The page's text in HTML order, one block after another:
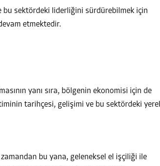
bu sektördeki liderliğini sürdürebilmek için
etmektedir.
yanı sıra, bölgenin ekonomisi için de
tarihçesi, gelişimi ve bu sektördeki yerel
bu yana, geleneksel el işçiliği ile